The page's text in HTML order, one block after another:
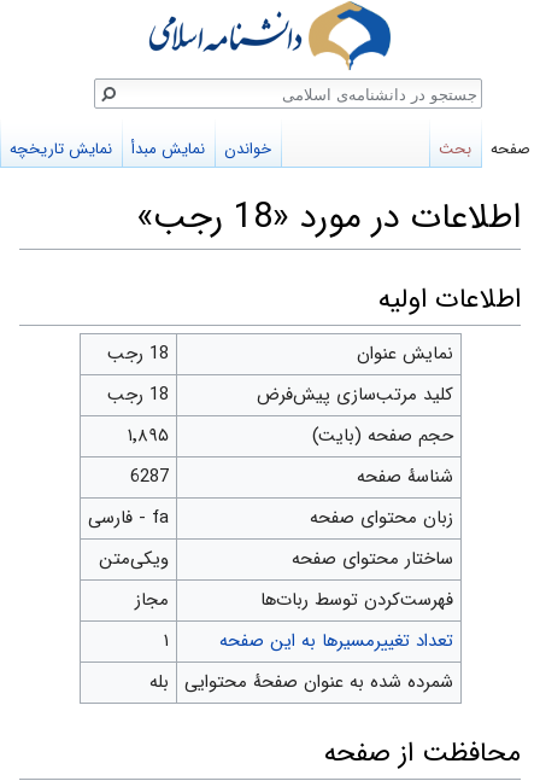
اطلاعات در مورد «18 رجب»
پرش
به
پرش
به
اطلاعات اولیه
نمایش عنوان
18 رجب
کلید مرتب‌سازی پیش‌فرض
18 رجب
حجم صفحه (بایت)
۱٬۸۹۵
شناسهٔ صفحه
6287
زبان محتوای صفحه
fa - فارسی
ساختار محتوای صفحه
ویکی‌متن
‌فهرست‌کردن توسط ربات‌ها
مجاز
تعداد تغییرمسیرها به این صفحه
۱
شمرده شده به عنوان صفحهٔ محتوایی بله
محافظت از صفحه
صفحه بحث خواندن نمایش مبدأ نمایش تاریخچه
جستجو